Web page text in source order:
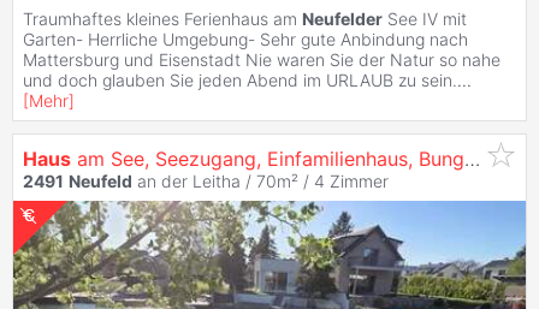
Traumhaftes kleines Ferienhaus am Neufelder See IV mit
Garten- Herrliche Umgebung- Sehr gute Anbindung nach
Mattersburg und Eisenstadt Nie waren Sie der Natur so nahe
und doch glauben Sie jeden Abend im URLAUB zu sein....
[Mehr]
Haus am See, Seezugang, Einfamilienhaus, Bungalow, Grundstück, Pachtgrund, Provisionsfrei
2491 Neufeld an der Leitha / 70m² / 4 Zimmer